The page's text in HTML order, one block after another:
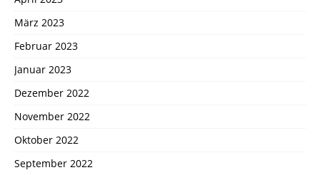
März 2023
Februar 2023
Januar 2023
Dezember 2022
November 2022
Oktober 2022
September 2022